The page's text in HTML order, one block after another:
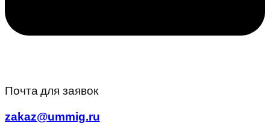
Почта для заявок
zakaz@ummig.ru